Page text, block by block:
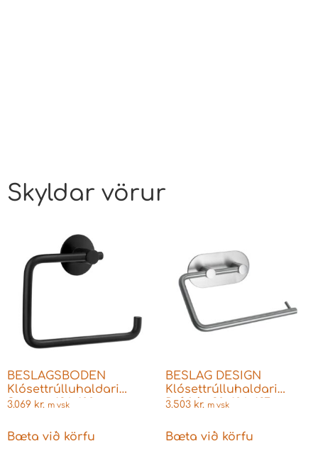
Skyldar vörur
BESLAGSBODEN
Klósettrúlluhaldari
Svartur 136×100 mm
3.069 kr. m vsk
Bæta við körfu
BESLAG DESIGN
Klósettrúlluhaldari
Ryðfrítt 30x106x137 mm
3.503 kr. m vsk
Bæta við körfu